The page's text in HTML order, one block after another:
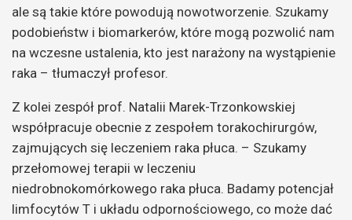
ale są takie które powodują nowotworzenie. Szukamy
podobieństw i biomarkerów, które mogą pozwolić nam
na wczesne ustalenia, kto jest narażony na wystąpienie
raka – tłumaczył profesor.
Z kolei zespół prof. Natalii Marek-Trzonkowskiej
współpracuje obecnie z zespołem torakochirurgów,
zajmujących się leczeniem raka płuca. – Szukamy
przełomowej terapii w leczeniu
niedrobnokomórkowego raka płuca. Badamy potencjał
limfocytów T i układu odpornościowego, co może dać